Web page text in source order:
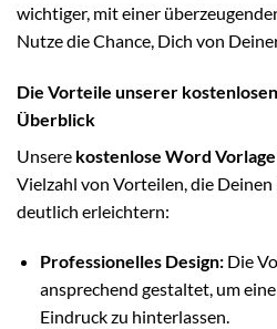
wichtiger, mit einer
Nutze die Chance, Dich von
Die Vorteile unserer
Überblick
Unsere kostenlose Word
Vielzahl von Vorteilen, die
deutlich erleichtern:
Professionelles Design:Die
ansprechend gestaltet, um
Eindruck zu hinterlassen.